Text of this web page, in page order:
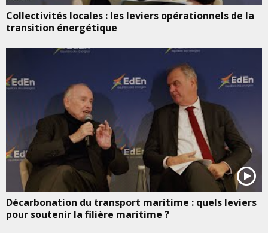
Collectivités locales : les leviers opérationnels de la
transition énergétique
Décarbonation du transport maritime : quels leviers
pour soutenir la filière maritime ?